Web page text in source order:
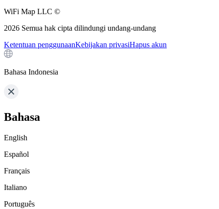
WiFi Map LLC ©
2026 Semua hak cipta dilindungi undang-undang
Ketentuan penggunaanKebijakan privasiHapus akun
Bahasa Indonesia
Bahasa
English
Español
Français
Italiano
Português